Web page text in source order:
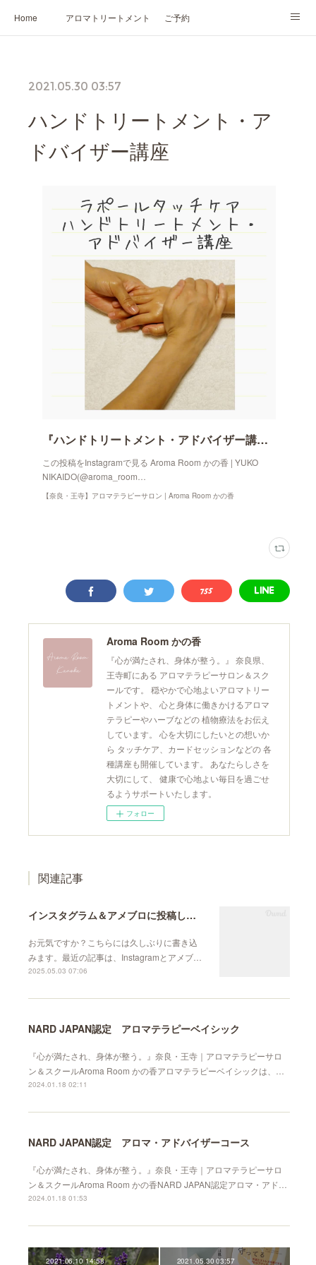
Home アロマトリートメント ご予約
プロフィール
2021.05.30 03:57
ハンドトリートメント・ア
ドバイザー講座
『ハンドトリートメント・アドバイザー講座』
この投稿をInstagramで見る Aroma Room かの香 | YUKO
NIKAIDO(@aroma_room…
【奈良・王寺】アロマテラピーサロン | Aroma Room かの香
Aroma Room かの香
『心が満たされ、身体が整う。』 奈良県、
王寺町にある アロマテラピーサロン＆スク
ールです。 穏やかで心地よいアロマトリー
トメントや、 心と身体に働きかけるアロマ
テラピーやハーブなどの 植物療法をお伝え
しています。 心を大切にしたいとの想いか
ら タッチケア、カードセッションなどの 各
種講座も開催しています。 あなたらしさを
大切にして、 健康で心地よい毎日を過ごせ
るようサポートいたします。
フォロー
関連記事
インスタグラム＆アメブロに投稿しています
お元気ですか？こちらには久しぶりに書き込
みます。最近の記事は、Instagramとアメブ…
2025.05.03 07:06
NARD JAPAN認定 アロマテラピーベイシック
『心が満たされ、身体が整う。』奈良・王寺｜アロマテラピーサロ
ン＆スクールAroma Room かの香アロマテラピーベイシックは、…
2024.01.18 02:11
NARD JAPAN認定 アロマ・アドバイザーコース
『心が満たされ、身体が整う。』奈良・王寺｜アロマテラピーサロ
ン＆スクールAroma Room かの香NARD JAPAN認定アロマ・アド…
2024.01.18 01:53
2021.06.10 14:58 2021.05.30 03:57